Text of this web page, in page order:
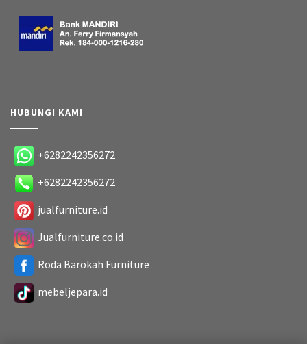
HUBUNGI KAMI
+6282242356272
+6282242356272
jualfurniture.id
Jualfurniture.co.id
Roda Barokah Furniture
mebeljepara.id